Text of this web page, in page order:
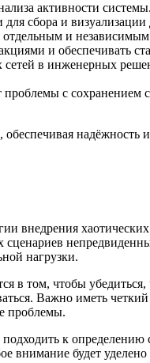
активности
сбора и
и
и обеспечивать
в инженерных
проблемы с
внедрения
сценариев
нагрузки.
в том, чтобы
Важно иметь
проблемы.
к
будет